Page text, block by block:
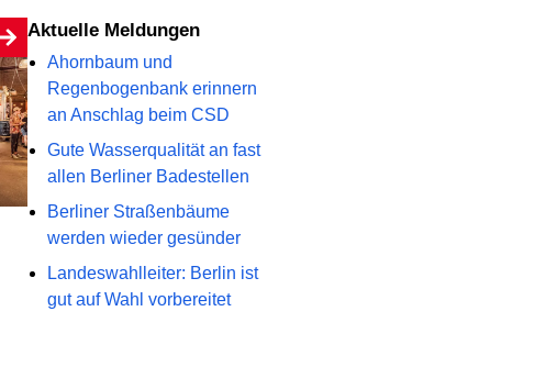
Aktuelle Meldungen
Ahornbaum und
Regenbogenbank erinnern
an Anschlag beim CSD
Gute Wasserqualität an fast
allen Berliner Badestellen
Berliner Straßenbäume
werden wieder gesünder
Landeswahlleiter: Berlin ist
gut auf Wahl vorbereitet